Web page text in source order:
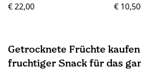
€ 22,00
€ 10,50
Getrocknete Früchte
fruchtiger Snack für das